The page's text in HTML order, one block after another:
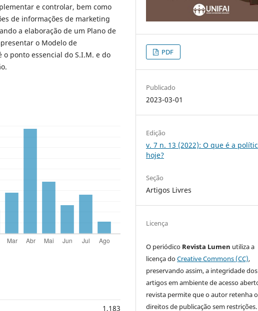
e controlar, bem como
de informações de marketing
a elaboração de um Plano de
o Modelo de
ponto essencial do S.I.M. e do
1,183
PDF
Publicado
2023-03-01
Edição
v. 7 n. 13 (2022): O que é a
hoje?
Seção
Artigos Livres
Licença
O periódico Revista Lumen utiliza a
licença doCreative Commons (CC),
preservando assim, a integridade dos
artigos em ambiente de acesso
revista permite que o autor retenha
direitos de publicação sem restrições.